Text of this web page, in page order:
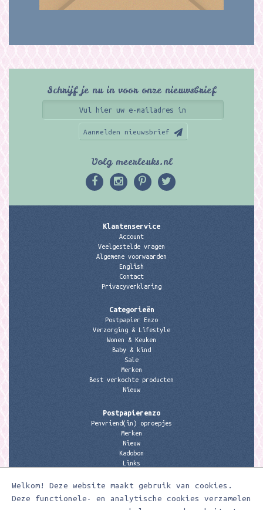
Welkom! Deze website maakt gebruik van cookies.
Deze functionele- en analytische cookies verzamelen
Schrijf je nu in voor onze nieuwsbrief
Aanmelden nieuwsbrief
Volg meerleuks.nl
Klantenservice
Account
Veelgestelde vragen
Algemene voorwaarden
English
Contact
Privacyverklaring
Categorieën
Postpapier Enzo
Verzorging & Lifestyle
Wonen & Keuken
Baby & kind
Sale
Merken
Best verkochte producten
Nieuw
Postpapierenzo
Penvriend(in) oproepjes
Merken
Nieuw
Kadobon
Links
Contactgegevens
Meerleuks
anita@meerleuks.nl